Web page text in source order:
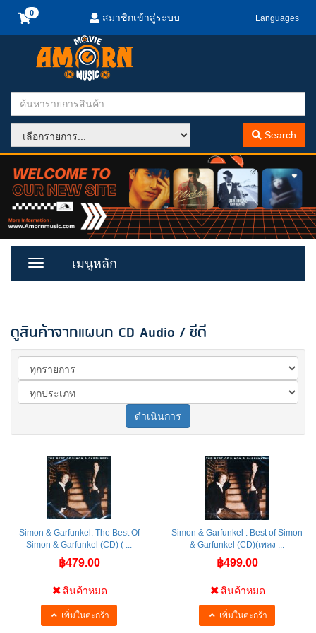
สมาชิกเข้าสู่ระบบ Languages
Search
Toggle
เมนูหลัก
ดูสินค้าจากแผนก CD Audio / ซีดี
ดำเนินการ
Simon & Garfunkel: The Best Of
Simon & Garfunkel (CD) ( ...
฿479.00
สินค้าหมด
เพิ่มในตะกร้า
Simon & Garfunkel : Best of Simon
& Garfunkel (CD)(เพลง ...
฿499.00
สินค้าหมด
เพิ่มในตะกร้า